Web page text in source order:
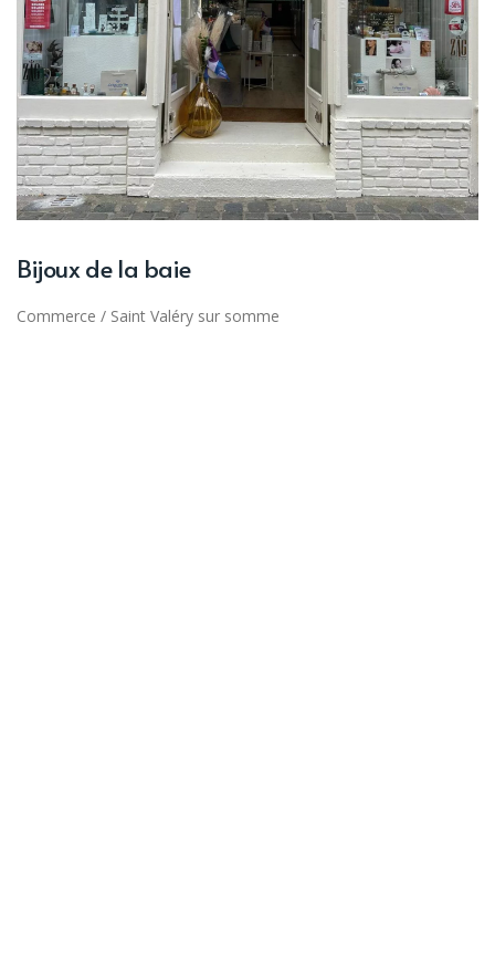
Bijoux de la baie
Commerce / Saint Valéry sur somme